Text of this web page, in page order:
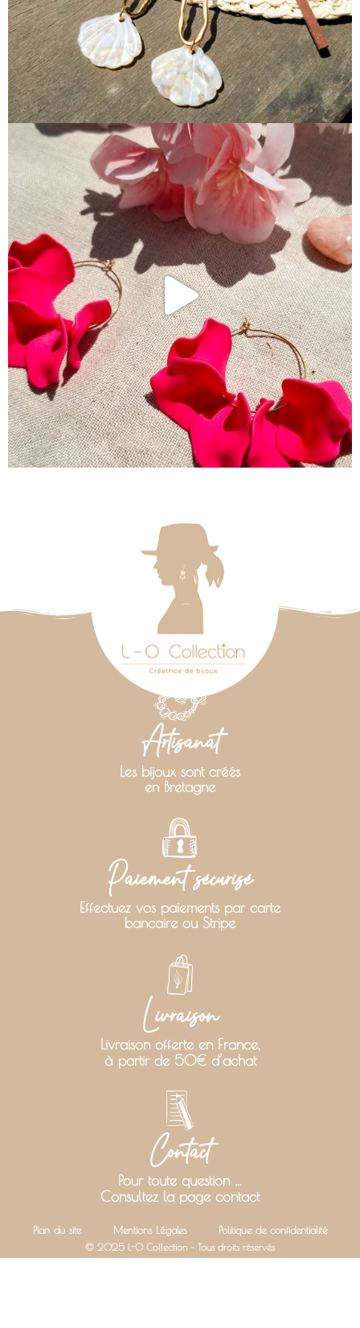
Artisanat
Les bijoux sont créés
en Bretagne
Paiement sécurisé
Effectuez vos paiements par carte
bancaire ou Stripe
Livraison
Livraison offerte en France,
à partir de 50€ d’achat
Contact
Pour toute question …
Consultez la page contact
Plan du site Mentions Légales Politique de confidentialité
© 2025 L-O Collection – Tous droits réservés